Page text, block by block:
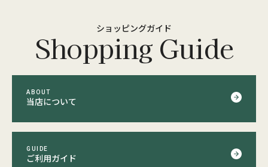
ショッピングガイド
Shopping Guide
ABOUT
当店について
GUIDE
ご利用ガイド